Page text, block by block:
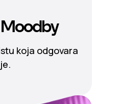
koja odgovara